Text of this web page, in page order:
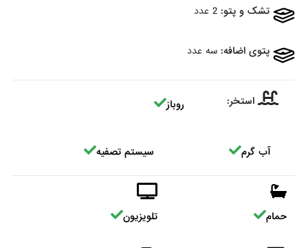
تشک و پتو: 2 عدد
پتوی اضافه: سه عدد
استخر: روباز
آب گرم سیستم تصفیه
حمام تلویزیون